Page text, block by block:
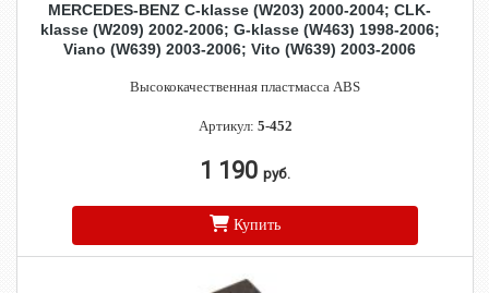
MERCEDES-BENZ C-klasse (W203) 2000-2004; CLK-
klasse (W209) 2002-2006; G-klasse (W463) 1998-2006;
Viano (W639) 2003-2006; Vito (W639) 2003-2006
Высококачественная пластмасса ABS
Артикул: 5-452
1 190 руб.
Купить